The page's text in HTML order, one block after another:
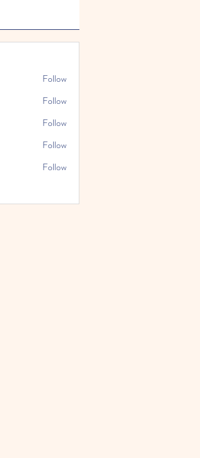
Follow
Follow
Follow
Follow
Follow